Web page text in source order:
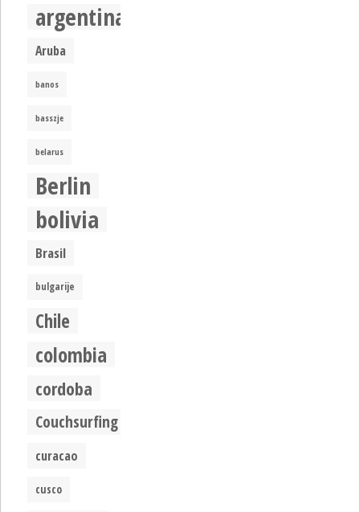
argentina
Aruba
banos
basszje
belarus
Berlin
bolivia
Brasil
bulgarije
Chile
colombia
cordoba
Couchsurfing
curacao
cusco